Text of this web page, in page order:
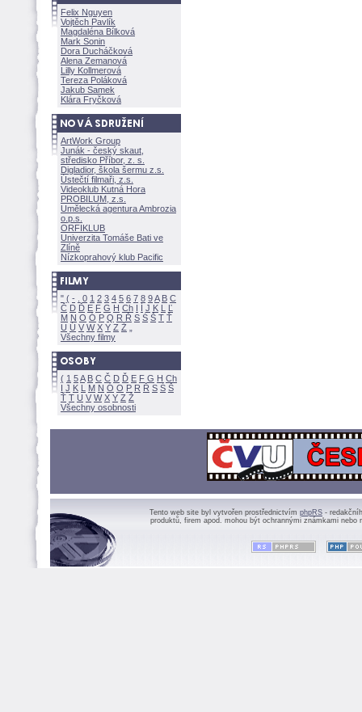
Felix Nguyen
Vojtěch Pavlík
Magdaléna Bílkov
Mark Sonin
Dora Ducháčkov
Alena Zemanov
Lilly Kollmerov
Tereza Polákov
Jakub Samek
Klára Fryčkov
ArtWork Group
Junák - český skaut,
středisko Příbor, z. s.
Digladior, škola šermu z.s.
Ústečtí filmaři, z.s.
Videoklub Kutná Hora
PROBILUM, z.s.
Umělecká agentura Ambrozia
o.p.s.
ORFIKLUB
Univerzita Tomáše Bati ve
Zlíně
Nízkoprahový klub Pacific
" ( - 0 1 2 3 4 5 6 7 8 9A B C
Č D Ď E F G H Ch I Í J K L
Ľ
M N O Ó P Q R Ř S Ś T Ť
U Ú V W X Y Z
Všechny filmy
( 1 5A B C Č D Ď E F G H Ch
I J K L M N Ó O P R Ř S Ś
Ť T U V W X Y Z
Všechny osobnosti
Tento web site byl vytvořen prostřednictvím phpRS -
produktů, firem apod. mohou být ochrannými známkami